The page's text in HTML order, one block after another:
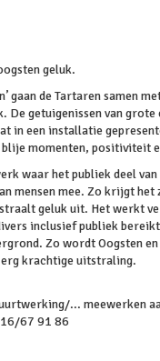
geluk.
gaan de Tartaren samen
De getuigenissen van
in een installatie
blije momenten, positiviteit
waar het publiek deel
mensen mee. Zo krijgt
geluk uit. Het werkt
inclusief publiek
Zo wordt Oogsten
krachtige uitstraling.
... meewerken
67 91 86